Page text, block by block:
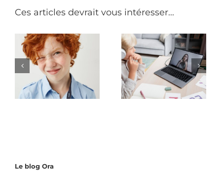
Ces articles devrait vous intéresser...
Comment
améliorer le
diagnostic des
troubles DYS en
France ?
Quelles sont les
aides financières
pour les enfants
DYS ?
Le blog Ora